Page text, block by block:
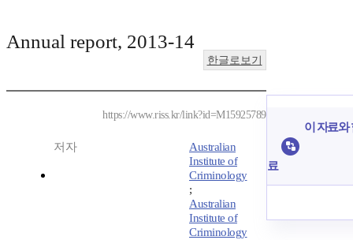
Annual report, 2013-14
한글로보기
https://www.riss.kr/link?id=M15925789
저자
Australian
Institute of
Criminology
;
Australian
Institute of
Criminology
이 자료와
료